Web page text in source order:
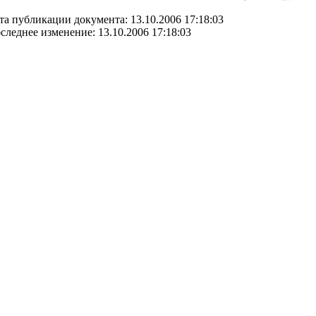
публикации документа: 13.10.2006 17:18:03
изменение: 13.10.2006 17:18:03